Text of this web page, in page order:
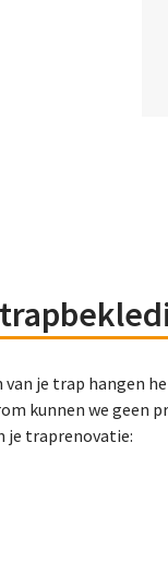
van je trap hangen
kunnen we geen
je traprenovatie: